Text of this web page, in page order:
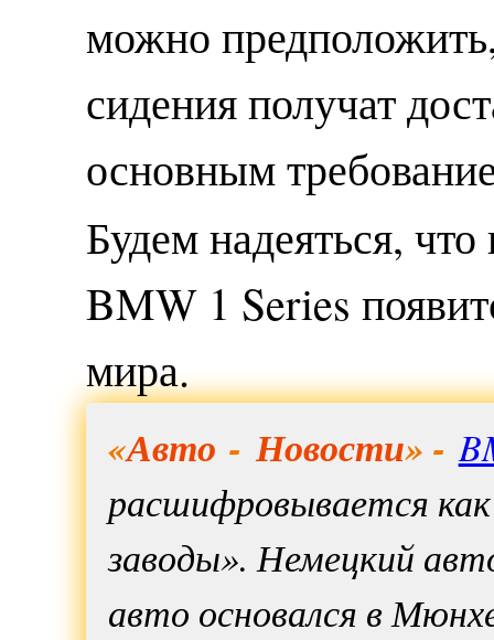
можно
сидения получат
основным
Будем надеяться,
BMW 1 Series
мира.
«Авто -Новости» -
расшифровывается
заводы». Немецкий
авто основался в